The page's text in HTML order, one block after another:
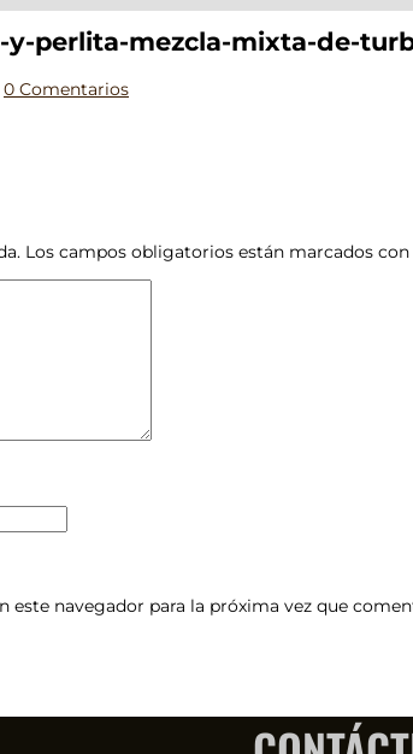
perlita-mezcla-mixta-de-
0 Comentarios
Los campos obligatorios están marcados con
navegador para la próxima vez que